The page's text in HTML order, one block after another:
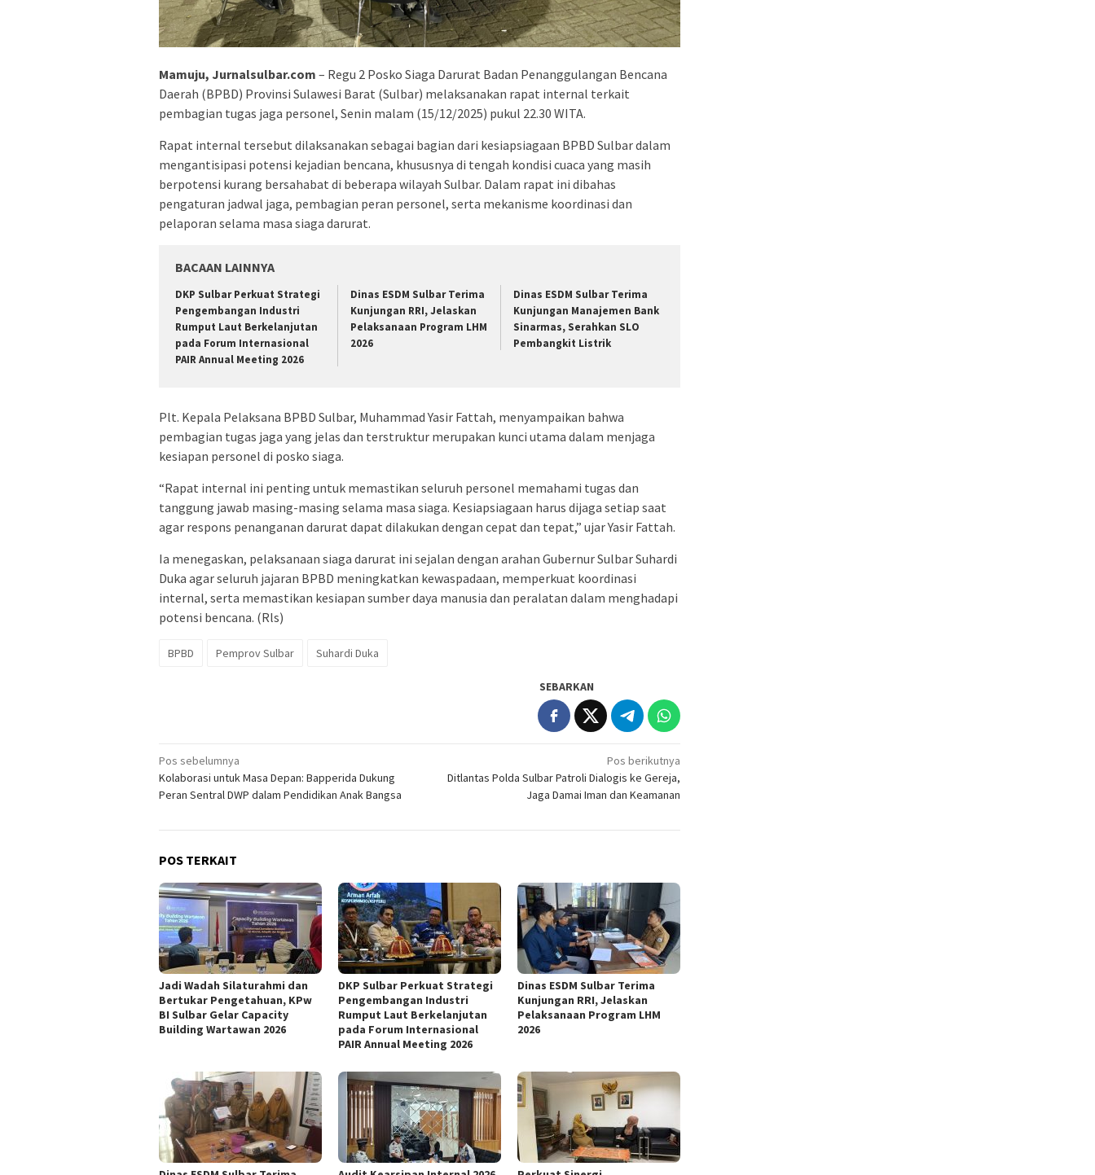
Mamuju, Jurnalsulbar.com – Regu 2 Posko Siaga Darurat Badan Penanggulangan Bencana
Daerah (BPBD) Provinsi Sulawesi Barat (Sulbar) melaksanakan rapat internal terkait
pembagian tugas jaga personel, Senin malam (15/12/2025) pukul 22.30 WITA.
Rapat internal tersebut dilaksanakan sebagai bagian dari kesiapsiagaan BPBD Sulbar dalam
mengantisipasi potensi kejadian bencana, khususnya di tengah kondisi cuaca yang masih
berpotensi kurang bersahabat di beberapa wilayah Sulbar. Dalam rapat ini dibahas
pengaturan jadwal jaga, pembagian peran personel, serta mekanisme koordinasi dan
pelaporan selama masa siaga darurat.
BACAAN LAINNYA
DKP Sulbar Perkuat Strategi
Pengembangan Industri
Rumput Laut Berkelanjutan
pada Forum Internasional
PAIR Annual Meeting 2026
Dinas ESDM Sulbar Terima
Kunjungan RRI, Jelaskan
Pelaksanaan Program LHM
2026
Dinas ESDM Sulbar Terima
Kunjungan Manajemen Bank
Sinarmas, Serahkan SLO
Pembangkit Listrik
Plt. Kepala Pelaksana BPBD Sulbar, Muhammad Yasir Fattah, menyampaikan bahwa
pembagian tugas jaga yang jelas dan terstruktur merupakan kunci utama dalam menjaga
kesiapan personel di posko siaga.
“Rapat internal ini penting untuk memastikan seluruh personel memahami tugas dan
tanggung jawab masing-masing selama masa siaga. Kesiapsiagaan harus dijaga setiap saat
agar respons penanganan darurat dapat dilakukan dengan cepat dan tepat,” ujar Yasir Fattah.
Ia menegaskan, pelaksanaan siaga darurat ini sejalan dengan arahan Gubernur Sulbar Suhardi
Duka agar seluruh jajaran BPBD meningkatkan kewaspadaan, memperkuat koordinasi
internal, serta memastikan kesiapan sumber daya manusia dan peralatan dalam menghadapi
potensi bencana. (Rls)
BPBD Pemprov Sulbar Suhardi Duka
SEBARKAN
Navigasi
pos
Pos sebelumnya
Kolaborasi untuk Masa Depan: Bapperida Dukung
Peran Sentral DWP dalam Pendidikan Anak Bangsa
Pos berikutnya
Ditlantas Polda Sulbar Patroli Dialogis ke Gereja,
Jaga Damai Iman dan Keamanan
POS TERKAIT
Jadi Wadah Silaturahmi dan
Bertukar Pengetahuan, KPw
BI Sulbar Gelar Capacity
Building Wartawan 2026
DKP Sulbar Perkuat Strategi
Pengembangan Industri
Rumput Laut Berkelanjutan
pada Forum Internasional
PAIR Annual Meeting 2026
Dinas ESDM Sulbar Terima
Kunjungan RRI, Jelaskan
Pelaksanaan Program LHM
2026